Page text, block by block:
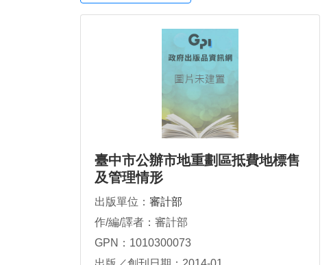
臺中市公辦市地重劃區抵費地標售
及管理情形
出版單位： 審計部
作/編/譯者：審計部
GPN：1010300073